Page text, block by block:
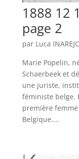
1888 12
page 2
par Luca
Marie Popelin,
Schaerbeek et
une juriste,
féministe belge.
première
Belgique....